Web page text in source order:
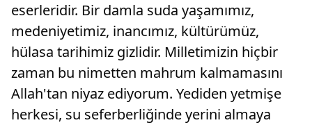
eserleridir. Bir damla suda yaşamımız,
medeniyetimiz, inancımız, kültürümüz,
hülasa tarihimiz gizlidir. Milletimizin hiçbir
zaman bu nimetten mahrum kalmamasını
Allah'tan niyaz ediyorum. Yediden yetmişe
herkesi, su seferberliğinde yerini almaya